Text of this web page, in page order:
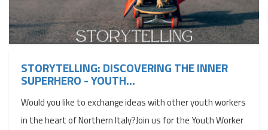
STORYTELLING: DISCOVERING THE INNER
SUPERHERO - YOUTH...
Would you like to exchange ideas with other youth workers
in the heart of Northern Italy?Join us for the Youth Worker